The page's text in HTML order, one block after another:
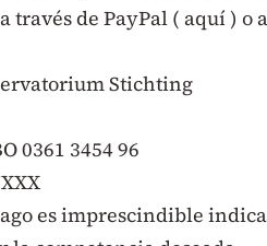
través de PayPal ( aquí ) o
Stichting
0361 3454 96
es imprescindible